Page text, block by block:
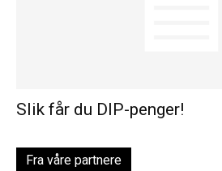
Slik får du DIP-penger!
Fra våre partnere